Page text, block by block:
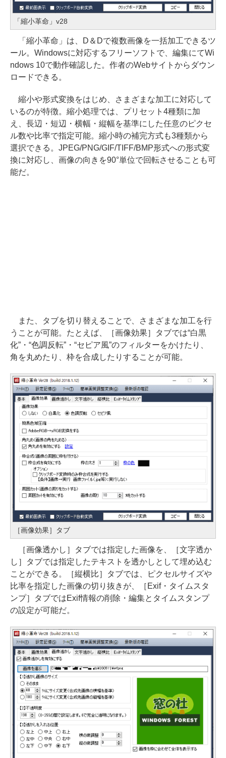
「縮小革命」v28
「縮小革命」は、D＆Dで複数画像を一括加工できるツ
ール。Windowsに対応するフリーソフトで、編集にてWi
ndows 10で動作確認した。作者のWebサイトからダウン
ロードできる。
縮小や形式変換をはじめ、さまざまな加工に対応して
いるのが特徴。縮小処理では、プリセット4種類に加
え、長辺・短辺・横幅・縦幅を基準にした任意のピクセ
ル数や比率で指定可能。縮小時の補完方式も3種類から
選択できる。JPEG/PNG/GIF/TIFF/BMP形式への形式変
換に対応し、画像の向きを90°単位で回転させることも可
能だ。
また、タブを切り替えることで、さまざまな加工を行
うことが可能。たとえば、［画像効果］タブでは“白黒
化”・“色調反転”・“セピア風”のフィルターをかけたり、
角を丸めたり、枠を合成したりすることが可能。
［画像効果］タブ
［画像透かし］タブでは指定した画像を、［文字透か
し］タブでは指定したテキストを透かしとして埋め込む
ことができる。［縦横比］タブでは、ピクセルサイズや
比率を指定した画像の切り抜きが、［Exif・タイムスタ
ンプ］タブではExif情報の削除・編集とタイムスタンプ
の設定が可能だ。